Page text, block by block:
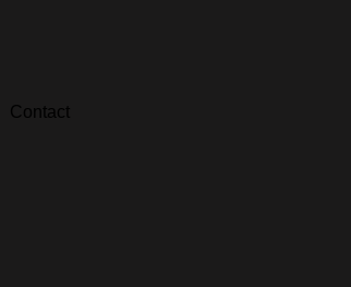
Contact